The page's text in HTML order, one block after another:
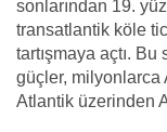
sonlarından 19.
transatlantik köle
tartışmaya açtı.
güçler, milyonlarca
Atlantik üzerinden